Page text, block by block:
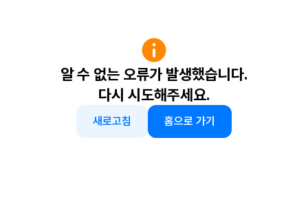
알 수 없는 오류가 발생했습니다.
다시 시도해주세요.
새로고침 홈으로 가기